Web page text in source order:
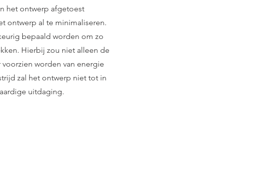
het ontwerp afgetoest
ontwerp al te minimaliseren.
bepaald worden om zo
Hierbij zou niet alleen de
worden van energie
zal het ontwerp niet tot in
uitdaging.